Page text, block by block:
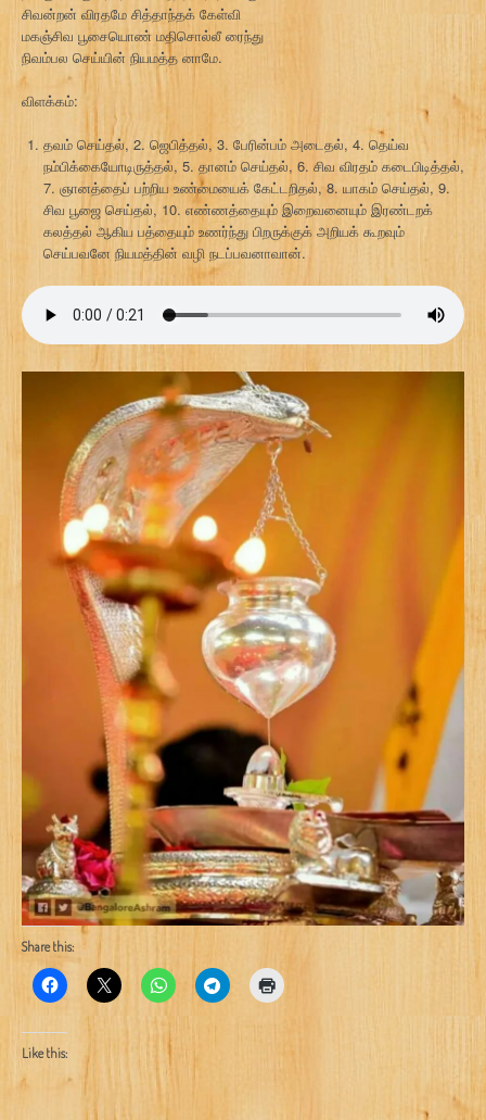
சிவன்றன் விரதமே சித்தாந்தக் கேள்வி
மகஞ்சிவ பூசையொண் மதிசொல்லீ ரைந்து
நிவம்பல செய்யின் நியமத்த னாமே.
விளக்கம்:
தவம் செய்தல், 2. ஜெபித்தல், 3. பேரின்பம் அடைதல், 4. தெய்வ
நம்பிக்கையோடிருத்தல், 5. தானம் செய்தல், 6. சிவ விரதம் கடைபிடித்தல்,
7. ஞானத்தைப் பற்றிய உண்மையைக் கேட்டறிதல், 8. யாகம் செய்தல், 9.
சிவ பூஜை செய்தல், 10. எண்ணத்தையும் இறைவனையும் இரண்டறக்
கலத்தல் ஆகிய பத்தையும் உணர்ந்து பிறருக்குக் அறியக் கூறவும்
செய்பவனே நியமத்தின் வழி நடப்பவனாவான்.
Share this:
Like this: